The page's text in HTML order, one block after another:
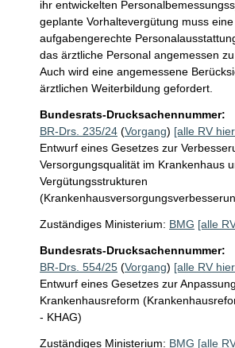
ihr entwickelten
geplante Vorhaltevergütung muss
aufgabengerechte
das ärztliche Personal angemessen
Auch wird eine angemessene
ärztlichen Weiterbildung gefordert.
Bundesrats-Drucksachennummer:
BR-Drs. 235/24 (Vorgang) [alle RV
Entwurf eines Gesetzes zur
Versorgungsqualität im Krankenhaus
Vergütungsstrukturen
Zuständiges Ministerium: BMG [alle
Bundesrats-Drucksachennummer:
BR-Drs. 554/25 (Vorgang) [alle RV
Entwurf eines Gesetzes zur
Krankenhausreform
- KHAG)
Zuständiges Ministerium: BMG [alle